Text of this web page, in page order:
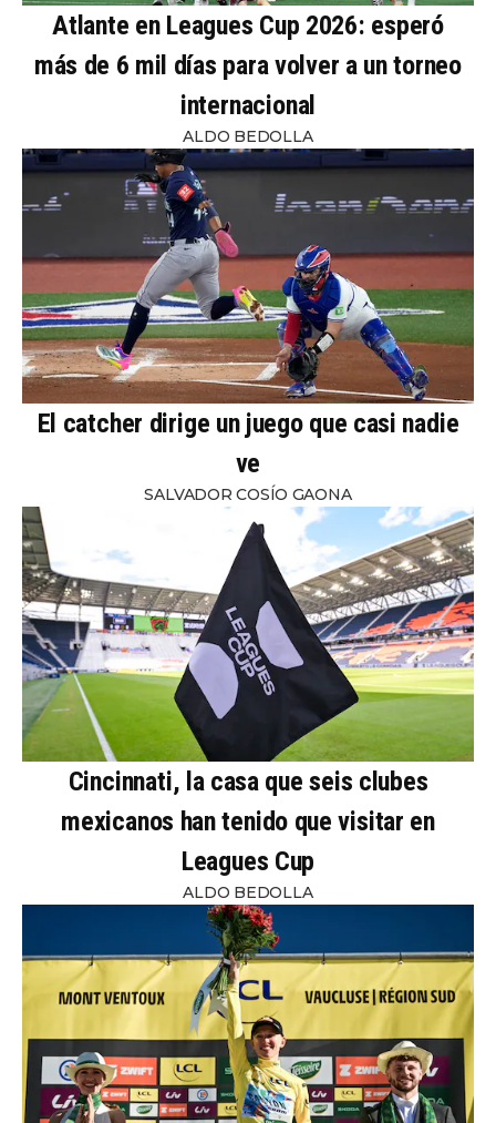
Atlante en Leagues Cup 2026: esperó
más de 6 mil días para volver a un torneo
internacional
ALDO BEDOLLA
El catcher dirige un juego que casi nadie
ve
SALVADOR COSÍO GAONA
Cincinnati, la casa que seis clubes
mexicanos han tenido que visitar en
Leagues Cup
ALDO BEDOLLA